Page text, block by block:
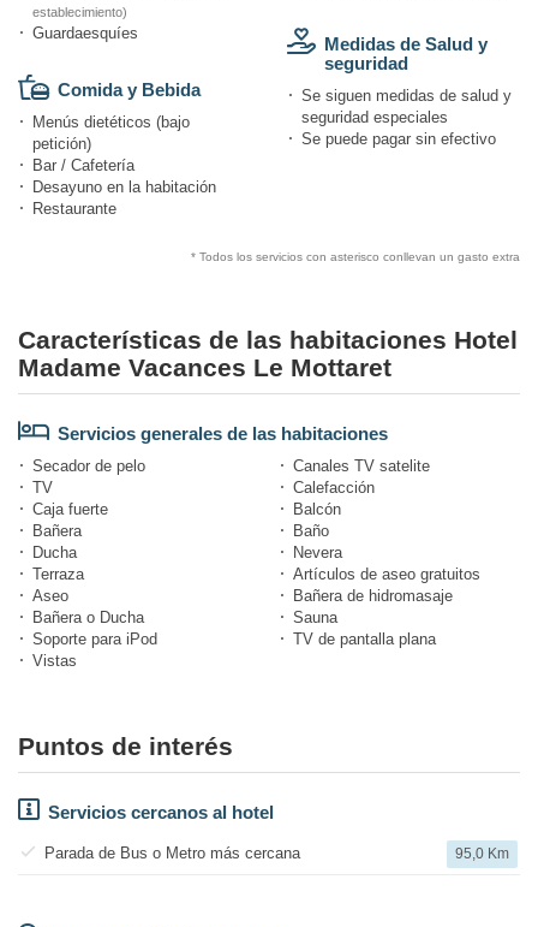
establecimiento)
Guardaesquíes
Comida y Bebida
Menús dietéticos (bajo
petición)
Bar / Cafetería
Desayuno en la habitación
Restaurante
Medidas de Salud y
seguridad
Se siguen medidas de salud y
seguridad especiales
Se puede pagar sin efectivo
* Todos los servicios con asterisco conllevan un gasto extra
Características de las habitaciones Hotel
Madame Vacances Le Mottaret
Servicios generales de las habitaciones
Secador de pelo
Canales TV satelite
TV
Calefacción
Caja fuerte
Balcón
Bañera
Baño
Ducha
Nevera
Terraza
Artículos de aseo gratuitos
Aseo
Bañera de hidromasaje
Bañera o Ducha
Sauna
Soporte para iPod
TV de pantalla plana
Vistas
Puntos de interés
Servicios cercanos al hotel
Parada de Bus o Metro más cercana 95,0 Km